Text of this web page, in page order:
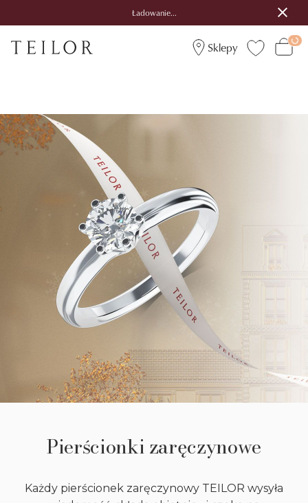
Ładowanie...
Sklepy
Pierścionki zaręczynowe
Każdy pierścionek zaręczynowy TEILOR wysyła